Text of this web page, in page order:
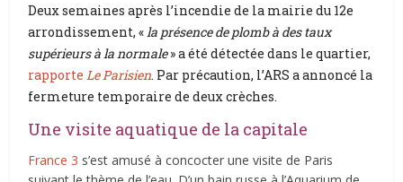
Deux semaines après l’incendie de la mairie du 12e
arrondissement, « la présence de plomb à des taux
supérieurs à la normale» a été détectée dans le quartier,
rapporte Le Parisien. Par précaution, l’ARS a annoncé la
fermeture temporaire de deux crèches.
Une visite aquatique de la capitale
France 3 s’est amusé à concocter une visite de Paris